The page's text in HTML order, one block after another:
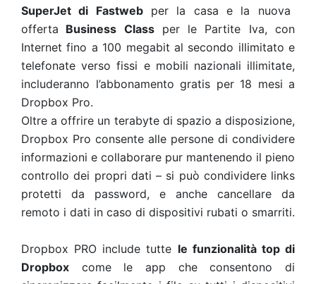
SuperJet di Fastwebper la casa e la nuova
offerta Business Classper le Partite Iva, con
Internet fino a 100 megabit al secondo illimitato e
telefonate verso fissi e mobili nazionali illimitate,
includeranno l’abbonamento gratis per 18 mesi a
Dropbox Pro.
Oltre a offrire un terabyte di spazio a disposizione,
Dropbox Pro consente alle persone di condividere
informazioni e collaborare pur mantenendo il pieno
controllo dei propri dati – si può condividere links
protetti da password, e anche cancellare da
remoto i dati in caso di dispositivi rubati o smarriti.
Dropbox PRO include tutte le funzionalità top di
Dropbox come le app che consentono di